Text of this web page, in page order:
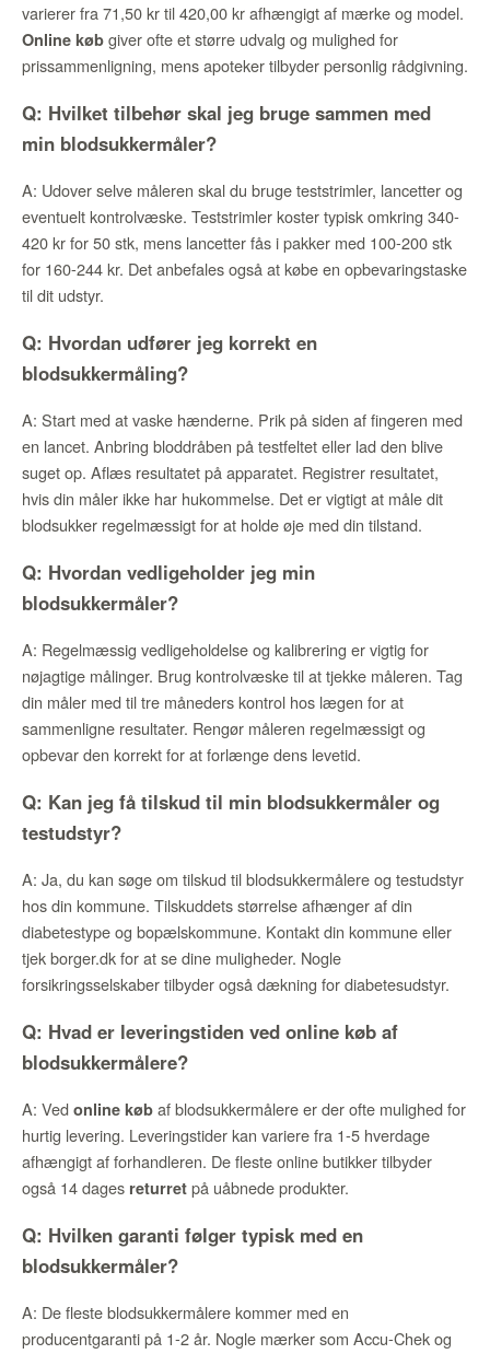
varierer fra 71,50 kr til 420,00 kr afhængigt af mærke og model.
Online køb giver ofte et større udvalg og mulighed for
prissammenligning, mens apoteker tilbyder personlig rådgivning.
Q: Hvilket tilbehør skal jeg bruge sammen med
min blodsukkermåler?
A: Udover selve måleren skal du bruge teststrimler, lancetter og
eventuelt kontrolvæske. Teststrimler koster typisk omkring 340-
420 kr for 50 stk, mens lancetter fås i pakker med 100-200 stk
for 160-244 kr. Det anbefales også at købe en opbevaringstaske
til dit udstyr.
Q: Hvordan udfører jeg korrekt en
blodsukkermåling?
A: Start med at vaske hænderne. Prik på siden af fingeren med
en lancet. Anbring bloddråben på testfeltet eller lad den blive
suget op. Aflæs resultatet på apparatet. Registrer resultatet,
hvis din måler ikke har hukommelse. Det er vigtigt at måle dit
blodsukker regelmæssigt for at holde øje med din tilstand.
Q: Hvordan vedligeholder jeg min
blodsukkermåler?
A: Regelmæssig vedligeholdelse og kalibrering er vigtig for
nøjagtige målinger. Brug kontrolvæske til at tjekke måleren. Tag
din måler med til tre måneders kontrol hos lægen for at
sammenligne resultater. Rengør måleren regelmæssigt og
opbevar den korrekt for at forlænge dens levetid.
Q: Kan jeg få tilskud til min blodsukkermåler og
testudstyr?
A: Ja, du kan søge om tilskud til blodsukkermålere og testudstyr
hos din kommune. Tilskuddets størrelse afhænger af din
diabetestype og bopælskommune. Kontakt din kommune eller
tjek borger.dk for at se dine muligheder. Nogle
forsikringsselskaber tilbyder også dækning for diabetesudstyr.
Q: Hvad er leveringstiden ved online køb af
blodsukkermålere?
A: Ved online køb af blodsukkermålere er der ofte mulighed for
hurtig levering. Leveringstider kan variere fra 1-5 hverdage
afhængigt af forhandleren. De fleste online butikker tilbyder
også 14 dages returret på uåbnede produkter.
Q: Hvilken garanti følger typisk med en
blodsukkermåler?
A: De fleste blodsukkermålere kommer med en
producentgaranti på 1-2 år. Nogle mærker som Accu-Chek og